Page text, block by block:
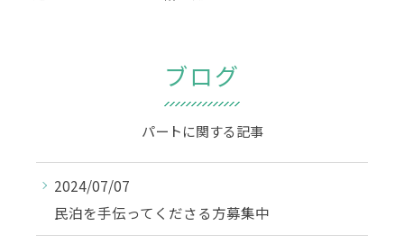
ブログ
パートに関する記事
2024/07/07
民泊を手伝ってくださる方募集中